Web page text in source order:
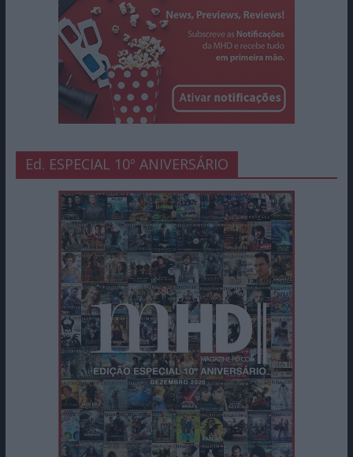
Ed. ESPECIAL 10º ANIVERSÁRIO